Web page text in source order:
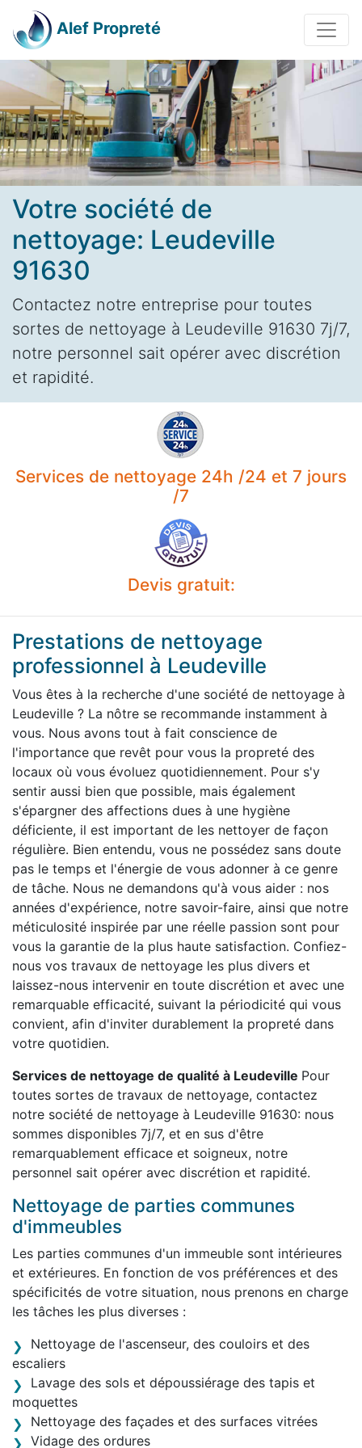
Alef Propreté
Votre société de
nettoyage: Leudeville
91630
Contactez notre entreprise pour toutes
sortes de nettoyage à Leudeville 91630 7j/7,
notre personnel sait opérer avec discrétion
et rapidité.
Services de nettoyage 24h /24 et 7 jours
/7
Devis gratuit:
Prestations de nettoyage
professionnel à Leudeville
Vous êtes à la recherche d'une société de nettoyage à
Leudeville ? La nôtre se recommande instamment à
vous. Nous avons tout à fait conscience de
l'importance que revêt pour vous la propreté des
locaux où vous évoluez quotidiennement. Pour s'y
sentir aussi bien que possible, mais également
s'épargner des affections dues à une hygiène
déficiente, il est important de les nettoyer de façon
régulière. Bien entendu, vous ne possédez sans doute
pas le temps et l'énergie de vous adonner à ce genre
de tâche. Nous ne demandons qu'à vous aider : nos
années d'expérience, notre savoir-faire, ainsi que notre
méticulosité inspirée par une réelle passion sont pour
vous la garantie de la plus haute satisfaction. Confiez-
nous vos travaux de nettoyage les plus divers et
laissez-nous intervenir en toute discrétion et avec une
remarquable efficacité, suivant la périodicité qui vous
convient, afin d'inviter durablement la propreté dans
votre quotidien.
Services de nettoyage de qualité à Leudeville Pour
toutes sortes de travaux de nettoyage, contactez
notre société de nettoyage à Leudeville 91630: nous
sommes disponibles 7j/7, et en sus d'être
remarquablement efficace et soigneux, notre
personnel sait opérer avec discrétion et rapidité.
Nettoyage de parties communes
d'immeubles
Les parties communes d'un immeuble sont intérieures
et extérieures. En fonction de vos préférences et des
spécificités de votre situation, nous prenons en charge
les tâches les plus diverses :
Nettoyage de l'ascenseur, des couloirs et des
escaliers
Lavage des sols et dépoussiérage des tapis et
moquettes
Nettoyage des façades et des surfaces vitrées
Vidage des ordures